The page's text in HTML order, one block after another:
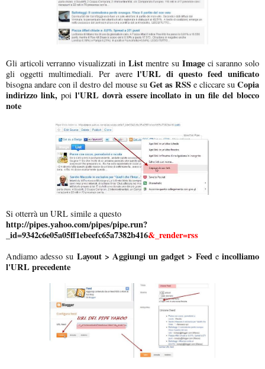
Gli articoli verranno visualizzati in Listmentre su Imageci saranno solo
gli oggetti multimediali. Per averel'URL di questo feed unificato
bisogna andare con il destro del mouse su Get as RSS e cliccare su Copia
indirizzo link, poi l'URL dovrà essere incollato in un file del blocco
note
Si otterrà un URL simile a questo
http://pipes.yahoo.com/pipes/pipe.run?
_id=9342c6e05a05ff1ebeefc65a7382b416&_render=rss
Andiamo adesso su Layout > Aggiungi un gadget > Feed eincolliamo
l'URL precedente